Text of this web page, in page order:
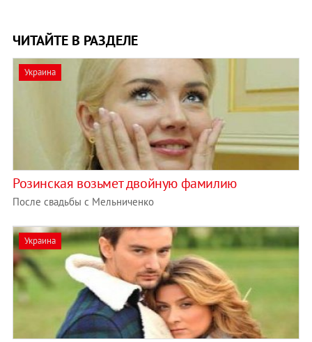
ЧИТАЙТЕ В РАЗДЕЛЕ
Украина
Розинская возьмет двойную фамилию
После свадьбы с Мельниченко
Украина